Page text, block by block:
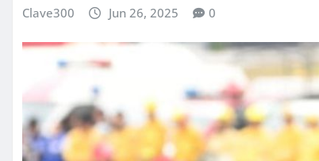
Clave300 Jun 26, 2025 0